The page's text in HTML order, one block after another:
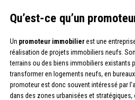
Qu’est-ce qu’un
Un promoteur immobilierest une
réalisation de projets immobiliers neufs.
terrains ou des biens immobiliers existants
transformer en logements neufs, en
promoteur est donc souvent intéressé par
dans des zones urbanisées et stratégiques,